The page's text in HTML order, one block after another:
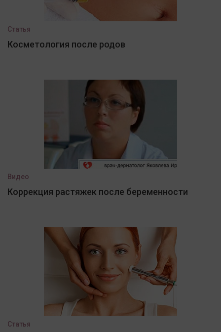
Статья
Косметология после родов
Видео
Коррекция растяжек после беременности
Статья